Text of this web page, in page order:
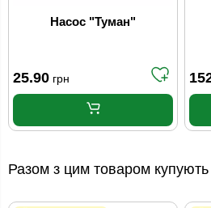
Насос "Туман"
25.90 грн
Разом з цим товаром купують